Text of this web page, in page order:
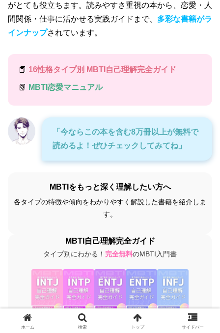
がとても役立ちます。読みやすさ重視の本から、恋愛・人
間関係・仕事に活かせる実践ガイドまで、 多彩な書籍がラ
インナップされています。
📕 16性格タイプ別 MBTI自己理解完全ガイド
📗 MBTI恋愛マニュアル
「今ならこの本を含む8万冊以上が無料で
読めるよ！ぜひチェックしてみてね」
MBTIをもっと深く理解したい方へ
各タイプの特徴や傾向をわかりやすく解説した書籍を紹介しま
す。
MBTI自己理解完全ガイド
タイプ別にわかる！ 完全無料のMBTI入門書
ホーム 検索 トップ サイドバー